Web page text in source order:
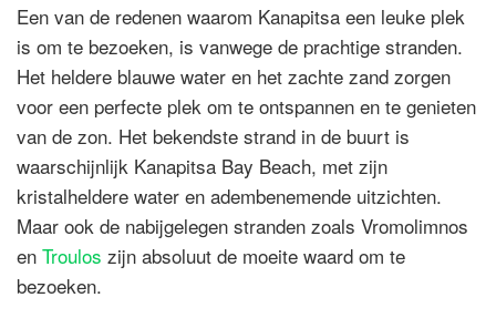
Een van de redenen waarom Kanapitsa een leuke plek
is om te bezoeken, is vanwege de prachtige stranden.
Het heldere blauwe water en het zachte zand zorgen
voor een perfecte plek om te ontspannen en te genieten
van de zon. Het bekendste strand in de buurt is
waarschijnlijk Kanapitsa Bay Beach, met zijn
kristalheldere water en adembenemende uitzichten.
Maar ook de nabijgelegen stranden zoals Vromolimnos
en Troulos zijn absoluut de moeite waard om te
bezoeken.